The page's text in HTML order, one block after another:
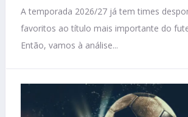
A temporada 2026/27 já tem times
favoritos ao título mais importante do
Então, vamos à análise...